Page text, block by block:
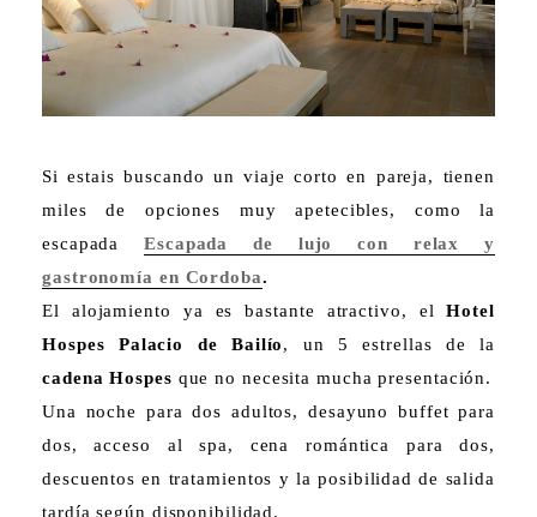
Si estais buscando un viaje corto en pareja, tienen
miles de opciones muy apetecibles, como la
escapadaEscapada de lujo con relax y
gastronomía en Cordoba.
El alojamiento ya es bastante atractivo, el Hotel
Hospes Palacio de Bailío, un 5 estrellas de la
cadena Hospes que no necesita mucha presentación.
Una noche para dos adultos, desayuno buffet para
dos, acceso al spa, cena romántica para dos,
descuentos en tratamientos y la posibilidad de salida
tardía según disponibilidad.